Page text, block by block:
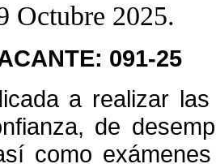
Octubre 2025.
091-25
a realizar
de
como